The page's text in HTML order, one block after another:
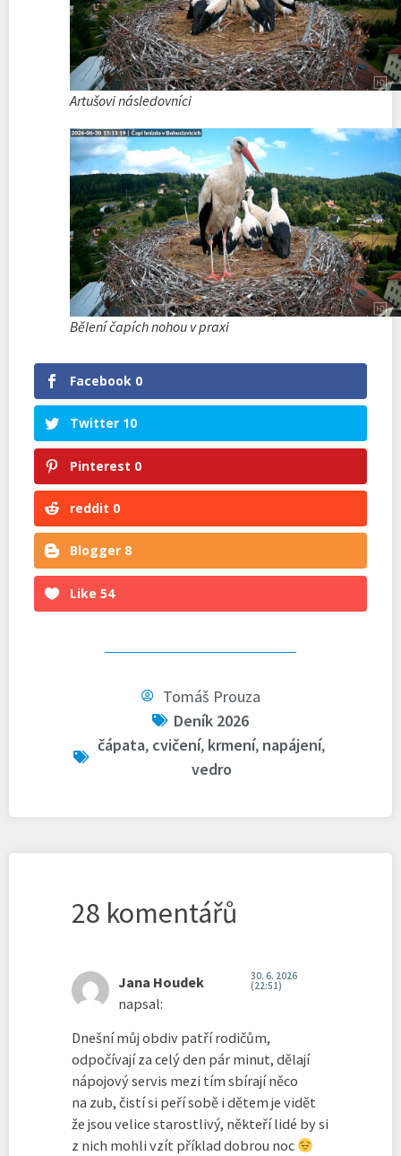
Artušovi následovníci
Bělení čapích nohou v praxi
Facebook 0
Twitter 10
Pinterest 0
reddit 0
Blogger 8
Like 54
Tomáš Prouza
Deník 2026
čápata, cvičení, krmení, napájení,
vedro
28 komentářů
Jana Houdek
napsal:
30. 6. 2026
(22:51)
Dnešní můj obdiv patří rodičům,
odpočívají za celý den pár minut, dělají
nápojový servis mezi tím sbírají něco
na zub, čistí si peří sobě i dětem je vidět
že jsou velice starostlivý, někteří lidé by si
z nich mohli vzít příklad dobrou noc